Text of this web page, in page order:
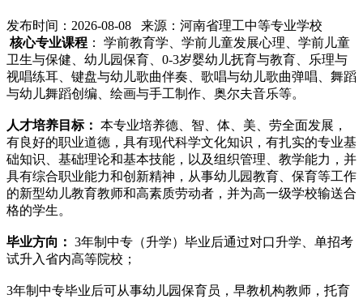
发布时间：2026-08-08 来源：河南省理工中等专业学校
核心专业课程 ： 学前教育学、学前儿童发展心理、学前儿童
卫生与保健、幼儿园保育、0-3岁婴幼儿抚育与教育、乐理与
视唱练耳、键盘与幼儿歌曲伴奏、歌唱与幼儿歌曲弹唱、舞蹈
与幼儿舞蹈创编、绘画与手工制作、奥尔夫音乐等。
人才培养目标： 本专业培养德、智、体、美、劳全面发展，
有良好的职业道德，具有现代科学文化知识，有扎实的专业基
础知识、基础理论和基本技能，以及组织管理、教学能力，并
具有综合职业能力和创新精神，从事幼儿园教育、保育等工作
的新型幼儿教育教师和高素质劳动者，并为高一级学校输送合
格的学生。
毕业方向： 3年制中专（升学）毕业后通过对口升学、单招考
试升入省内高等院校；
3年制中专毕业后可从事幼儿园保育员，早教机构教师，托育